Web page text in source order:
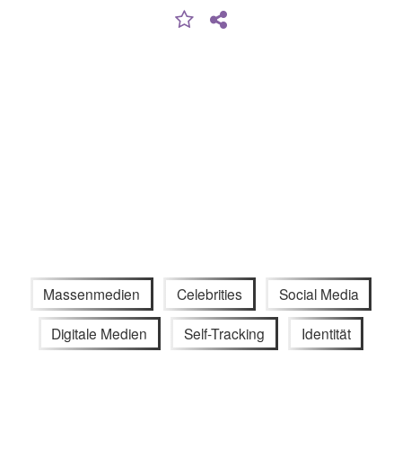
Massenmedien Celebrities Social Media
Digitale Medien Self-Tracking Identität